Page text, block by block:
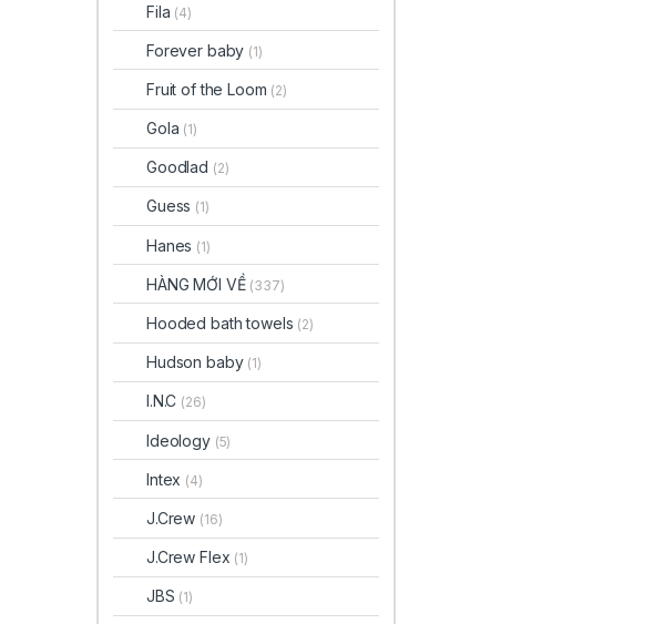
Fila (4)
Forever baby (1)
Fruit of the Loom (2)
Gola (1)
Goodlad (2)
Guess (1)
Hanes (1)
HÀNG MỚI VỀ (337)
Hooded bath towels (2)
Hudson baby (1)
I.N.C (26)
Ideology (5)
Intex (4)
J.Crew (16)
J.Crew Flex (1)
JBS (1)